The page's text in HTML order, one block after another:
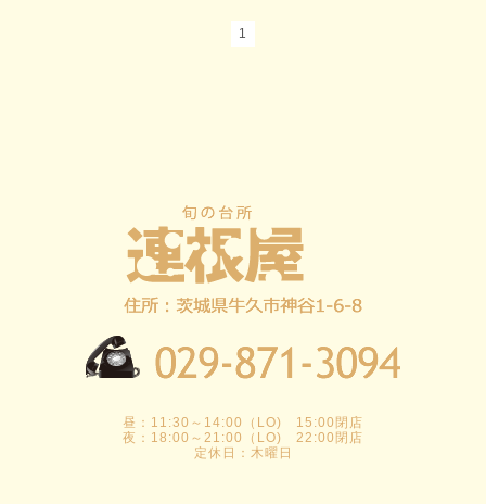
1
昼：11:30～14:00（LO) 15:00閉店
夜：18:00～21:00（LO) 22:00閉店
定休日：木曜日